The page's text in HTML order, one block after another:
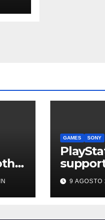
è
GAMES SONY
ancora
9 AGOSTO